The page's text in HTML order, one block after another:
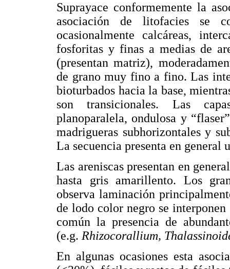
Suprayace conformemente la
asociación de litofacies se
ocasionalmente calcáreas,
fosforitas y finas a medias de
(presentan matriz),
de grano muy fino a fino. Las
bioturbados hacia la base,
son transicionales. Las
planoparalela, ondulosa y
madrigueras subhorizontales y
La secuencia presenta en
Las areniscas presentan en
hasta gris amarillento. Los
observa laminación
de lodo color negro se interponen
común la presencia de
(e.g. Rhizocorallium,
En algunas ocasiones esta